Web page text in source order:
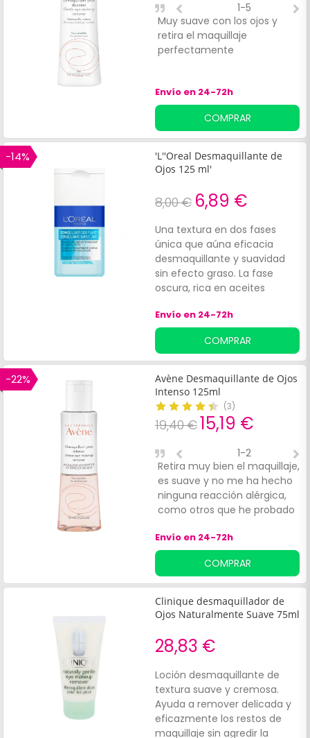
Muy suave con los ojos y
retira el maquillaje
perfectamente
1-5
Envío en 24-72h
COMPRAR
-14%
'L''Oreal Desmaquillante de
Ojos 125 ml'
8,00 € 6,89 €
Una textura en dos fases
única que aúna eficacia
desmaquillante y suavidad
sin efecto graso. La fase
oscura, rica en aceites
eficazmente el maquillaje
waterproof y de larga
duración.
Envío en 24-72h
COMPRAR
-22%
Avène Desmaquillante de Ojos
Intenso 125ml
(3)
19,40 €15,19 €
Retira muy bien el maquillaje,
es suave y no me ha hecho
ninguna reacción alérgica,
como otros que he probado
porque los tengo muy
sensibles. Muy buen
producto.
1-2
Envío en 24-72h
COMPRAR
Clinique desmaquillador de
Ojos Naturalmente Suave 75ml
28,83 €
Loción desmaquillante de
textura suave y cremosa.
Ayuda a remover delicada y
eficazmente los restos de
maquillaje sin agredir la